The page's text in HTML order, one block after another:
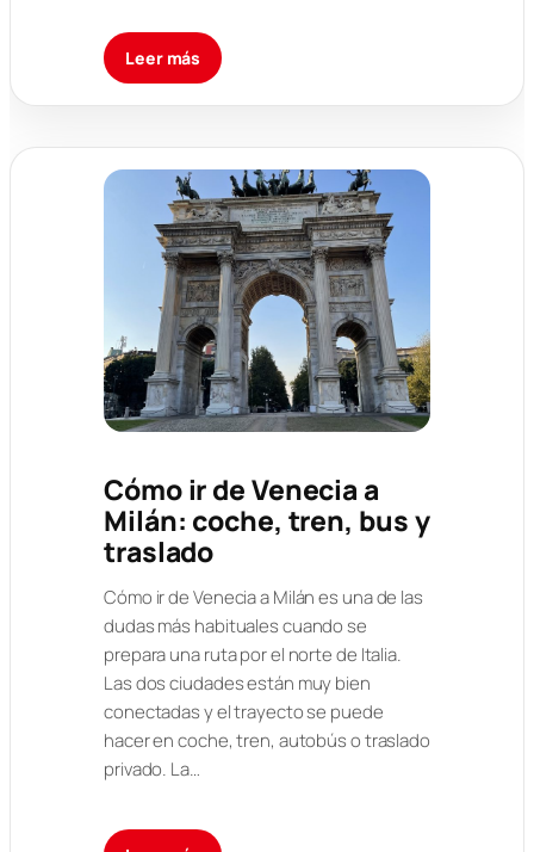
Leer más
Cómo ir de Venecia a
Milán: coche, tren, bus y
traslado
Cómo ir de Venecia a Milán es una de las
dudas más habituales cuando se
prepara una ruta por el norte de Italia.
Las dos ciudades están muy bien
conectadas y el trayecto se puede
hacer en coche, tren, autobús o traslado
privado. La…